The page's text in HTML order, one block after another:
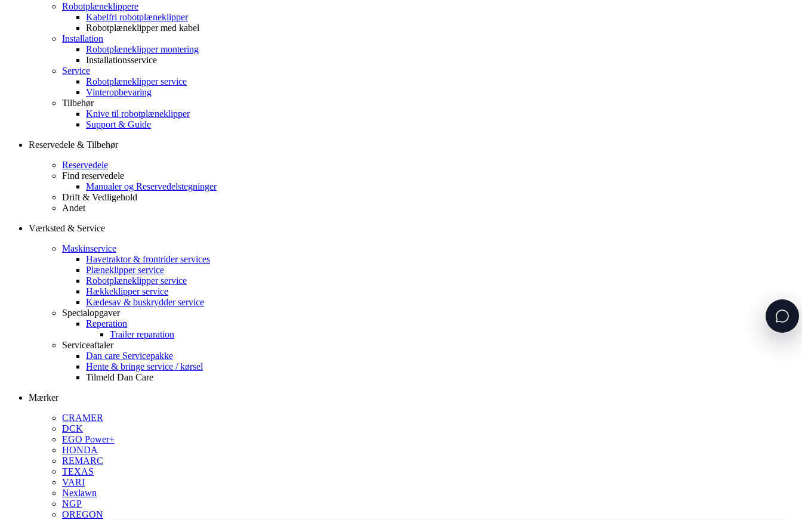
Robotplæneklippere
Kabelfri robotplæneklipper
Robotplæneklipper med kabel
Installation
Robotplæneklipper montering
Installationsservice
Service
Robotplæneklipper service
Vinteropbevaring
Tilbehør
Knive til robotplæneklipper
Support & Guide
Reservedele & Tilbehør
Reservedele
Find reservedele
Manualer og Reservedelstegninger
Drift & Vedligehold
Andet
Værksted & Service
Maskinservice
Havetraktor & frontrider services
Plæneklipper service
Robotplæneklipper service
Hækkeklipper service
Kædesav & buskrydder service
Specialopgaver
Reperation
Trailer reparation
Serviceaftaler
Dan care Servicepakke
Hente & bringe service / kørsel
Tilmeld Dan Care
Mærker
CRAMER
DCK
EGO Power+
HONDA
REMARC
TEXAS
VARI
Nexlawn
NGP
OREGON